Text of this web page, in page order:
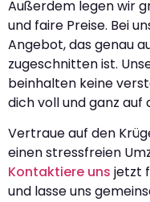
Außerdem legen wir
und faire Preise. Bei
Angebot, das genau
zugeschnitten ist.
beinhalten keine
dich voll und ganz auf
Vertraue auf den
einen stressfreien
Kontaktiere uns jetzt
und lasse uns